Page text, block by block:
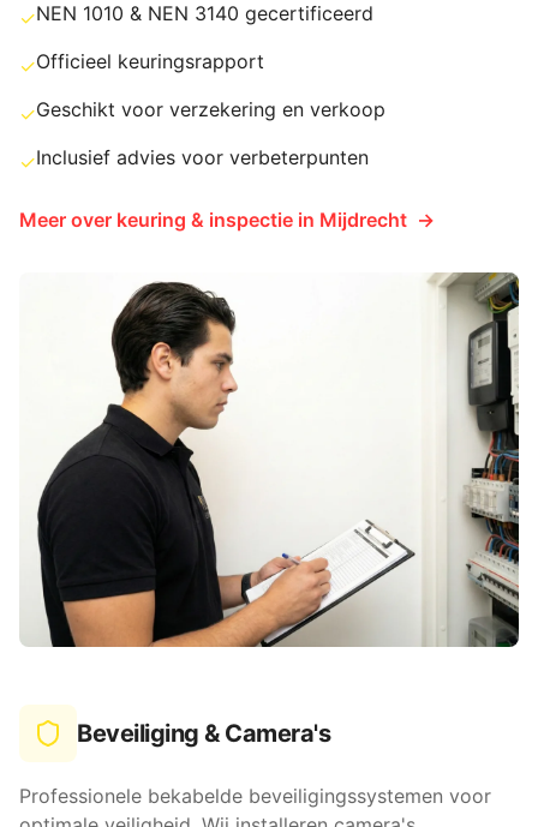
✓NEN 1010 & NEN 3140 gecertificeerd
✓Officieel keuringsrapport
✓Geschikt voor verzekering en verkoop
✓Inclusief advies voor verbeterpunten
Meer over keuring & inspectie in Mijdrecht →
Beveiliging & Camera's
Professionele bekabelde beveiligingssystemen voor